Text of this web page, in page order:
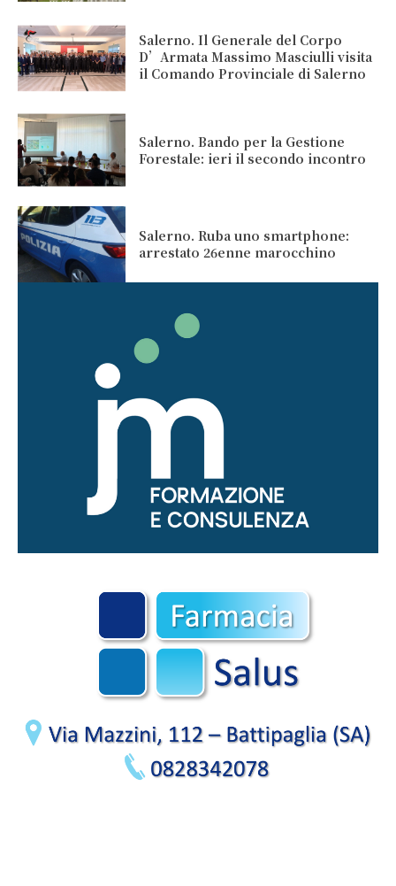
Salerno. Il Generale del Corpo
D’Armata Massimo Masciulli visita
il Comando Provinciale di Salerno
Salerno. Bando per la Gestione
Forestale: ieri il secondo incontro
Salerno. Ruba uno smartphone:
arrestato 26enne marocchino